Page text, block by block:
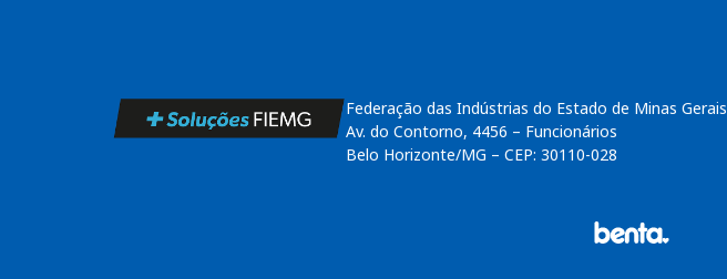
Federação das Indústrias do Estado de Minas Gerais
Av. do Contorno, 4456 – Funcionários
Belo Horizonte/MG – CEP: 30110-028